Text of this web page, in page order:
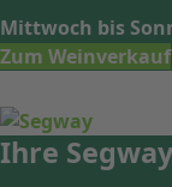
Mittwoch bis
Zum Weinverkauf
Ihre